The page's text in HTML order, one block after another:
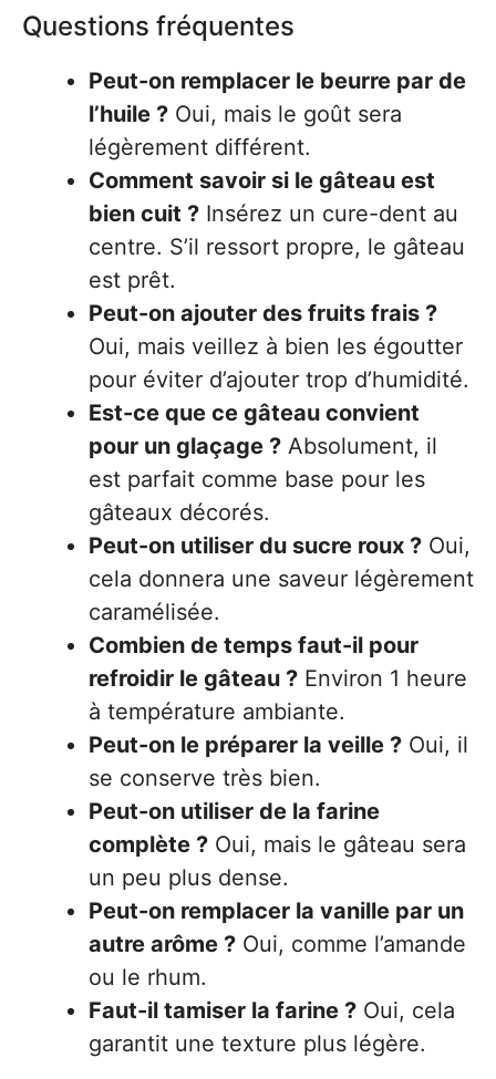
Questions fréquentes
Peut-on remplacer le beurre par de
l’huile ? Oui, mais le goût sera
légèrement différent.
Comment savoir si le gâteau est
bien cuit ? Insérez un cure-dent au
centre. S’il ressort propre, le gâteau
est prêt.
Peut-on ajouter des fruits frais ?
Oui, mais veillez à bien les égoutter
pour éviter d’ajouter trop d’humidité.
Est-ce que ce gâteau convient
pour un glaçage ? Absolument, il
est parfait comme base pour les
gâteaux décorés.
Peut-on utiliser du sucre roux ? Oui,
cela donnera une saveur légèrement
caramélisée.
Combien de temps faut-il pour
refroidir le gâteau ? Environ 1 heure
à température ambiante.
Peut-on le préparer la veille ? Oui, il
se conserve très bien.
Peut-on utiliser de la farine
complète ? Oui, mais le gâteau sera
un peu plus dense.
Peut-on remplacer la vanille par un
autre arôme ? Oui, comme l’amande
ou le rhum.
Faut-il tamiser la farine ? Oui, cela
garantit une texture plus légère.